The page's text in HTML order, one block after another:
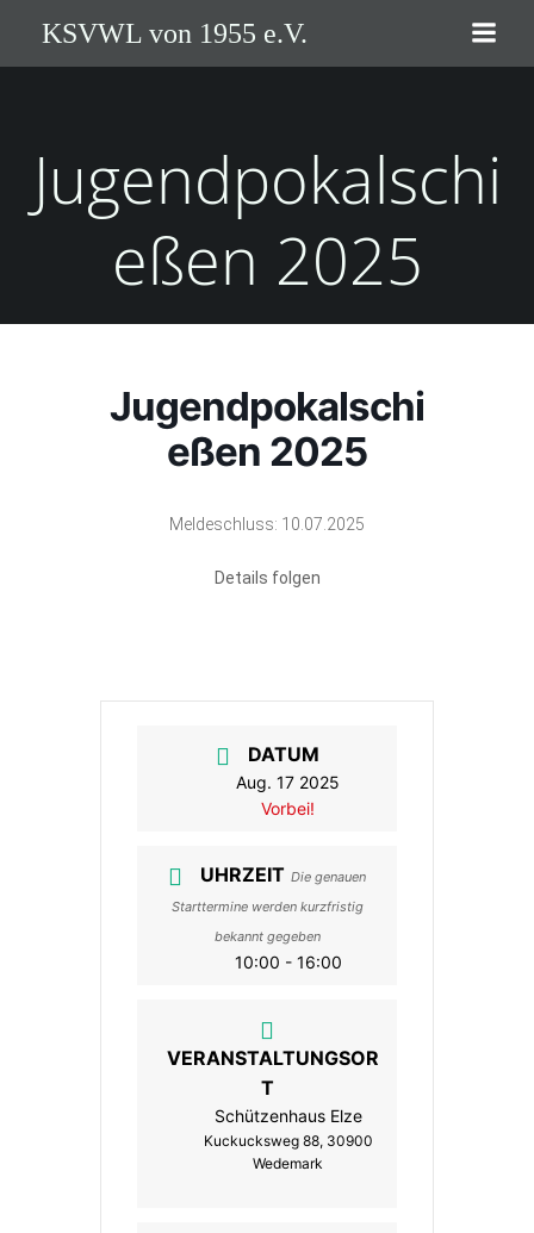
Inhalt
springen
KSVWL von 1955 e.V.
Jugendpokalschi
eßen 2025
Jugendpokalschi
eßen 2025
Meldeschluss: 10.07.2025
Details folgen
DATUM
Aug. 17 2025
Vorbei!
UHRZEIT Die genauen
Starttermine werden kurzfristig
bekannt gegeben
10:00 - 16:00
VERANSTALTUNGSOR
T
Schützenhaus Elze
Kuckucksweg 88, 30900
Wedemark